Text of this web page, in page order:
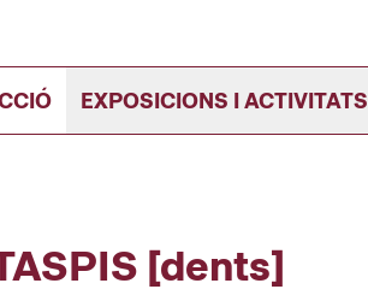
EXPOSICIONS I ACTIVITATS
[dents]